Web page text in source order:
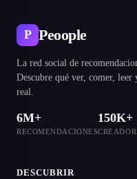
P Peoople
La red social de
Descubre qué ver, comer, leer
real.
6M+
RECOMENDACIONES
150K+
DESCUBRIR